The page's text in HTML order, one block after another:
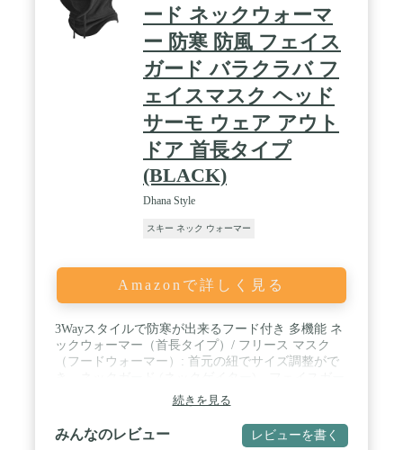
ード ネックウォーマ
ー 防寒 防風 フェイス
ガード バラクラバ フ
ェイスマスク ヘッド
サーモ ウェア アウト
ドア 首長タイプ
(BLACK)
Dhana Style
スキー ネック ウォーマー
Amazonで詳しく見る
3Wayスタイルで防寒が出来るフード付き 多機能 ネ
ックウォーマー（首長タイプ）/ フリース マスク
（フードウォーマー）: 首元の紐でサイズ調整がで
ド (フェイスカバー)、バラクラバ（目出し帽）、イ
ヤーマフ (イヤーウォーマー/耳マフラー）、ビーニ
ー帽子 等の機能を果たします。シンプルなスタイリ
ッシュ ユニセックス デザイン、軽量で速乾性に優
続きを見る
みんなのレビュー レビューを書く